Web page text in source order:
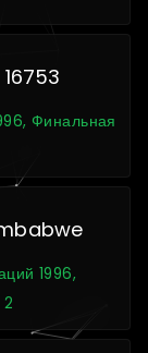
Финальная
1996,